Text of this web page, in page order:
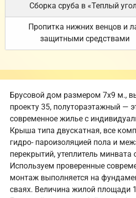
Сборка сруба в «Теплый
Пропитка нижних венцов и
защитными средствами
Брусовой дом размером 7х9 м.,
проекту 35, полутораэтажный —
современное жилье с
Крыша типа двускатная, все
гидро- пароизоляцией пола и
перекрытий, утеплитель минвата
Используем проверенные
монтаж выполняется на
сваях. Величина жилой площади